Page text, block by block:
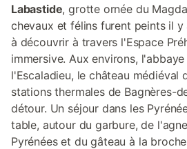
Labastide, grotte ornée du
chevaux et félins furent peints il y
à découvrir à travers l'Espace
immersive. Aux environs,
l'Escaladieu, le château médiéval
stations thermales de Bagnères-
détour. Un séjour dans les
table, autour du garbure, de
Pyrénées et du gâteau à la